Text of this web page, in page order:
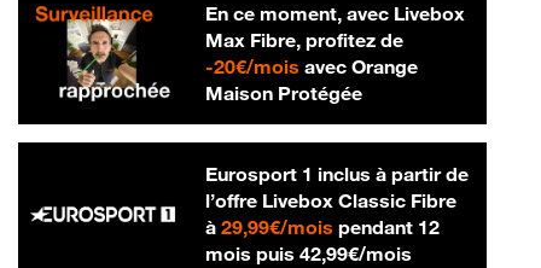
En ce moment, avec Livebox
Max Fibre, profitez de
-20€/mois20 € par mois
avec Orange
Maison Protégée
Eurosport 1 inclus à partir de
l’offre Livebox Classic Fibre
à 29,99€/mois29,99 € par mois
pendant 12
mois puis 42,99€/mois42,99 € par